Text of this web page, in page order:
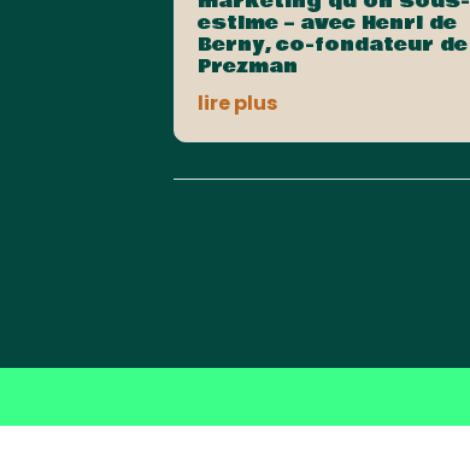
estime – avec Henri de
Berny, co-fondateur de
Prezman
lire plus